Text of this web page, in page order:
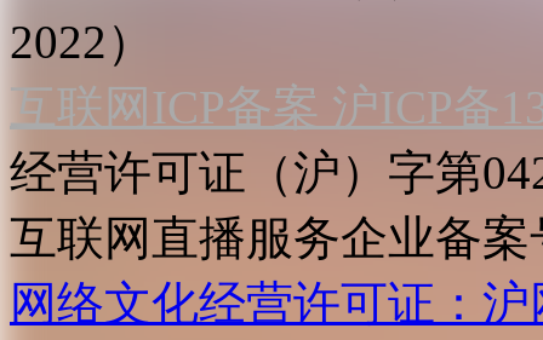
2022）
互联网ICP备案 沪ICP备
经营许可证（沪）字第
互联网直播服务企业备案
网络文化经营许可证：